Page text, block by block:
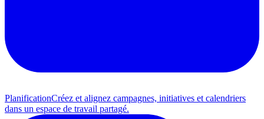
PlanificationCréez et alignez campagnes, initiatives et calendriers
dans un espace de travail partagé.